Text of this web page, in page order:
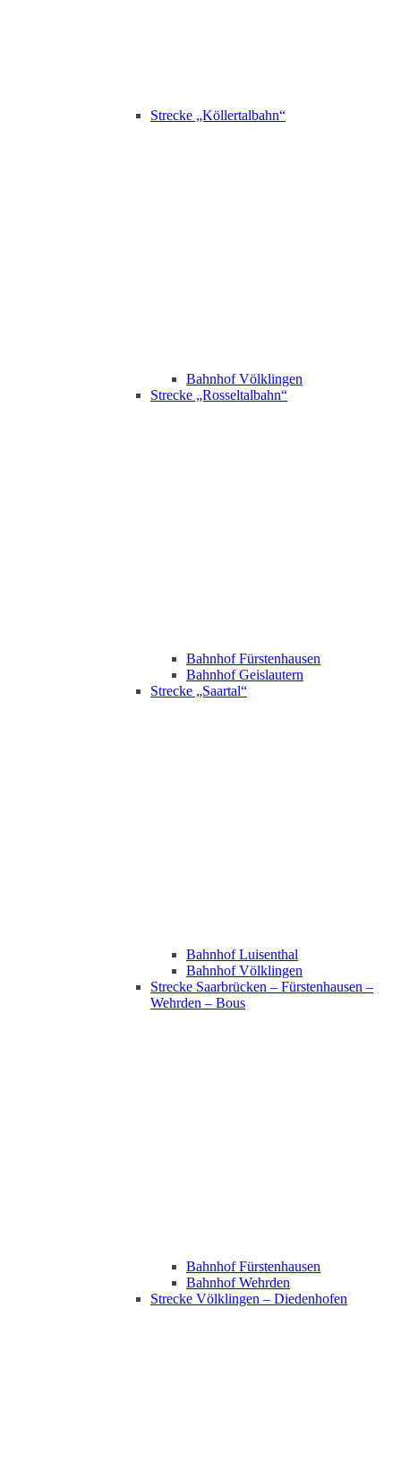
Strecke „Köllertalbahn“
Bahnhof Völklingen
Strecke „Rosseltalbahn“
Bahnhof Fürstenhausen
Bahnhof Geislautern
Strecke „Saartal“
Bahnhof Luisenthal
Bahnhof Völklingen
Strecke Saarbrücken – Fürstenhausen –
Wehrden – Bous
Bahnhof Fürstenhausen
Bahnhof Wehrden
Strecke Völklingen – Diedenhofen